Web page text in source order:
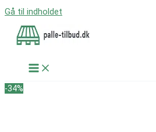
Gå til indholdet
-34%